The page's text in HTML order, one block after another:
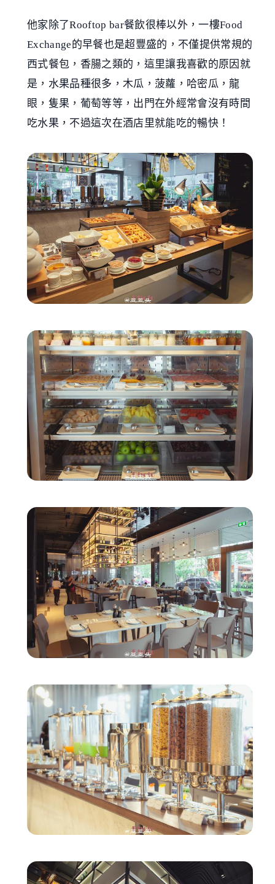
他家除了Rooftop bar餐飲很棒以外，一樓Food
Exchange的早餐也是超豐盛的，不僅提供常規的
西式餐包，香腸之類的，這里讓我喜歡的原因就
是，水果品種很多，木瓜，菠蘿，哈密瓜，龍
眼，隻果，葡萄等等，出門在外經常會沒有時間
吃水果，不過這次在酒店里就能吃的暢快！